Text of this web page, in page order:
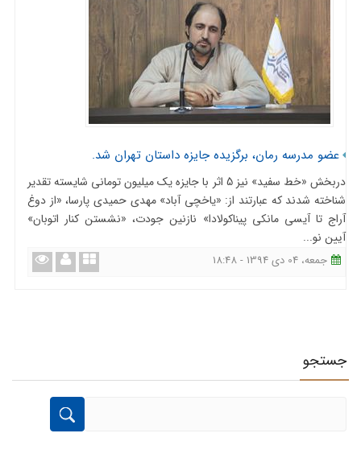
عضو مدرسه رمان، برگزیده جایزه داستان تهران شد.
دربخش «خط سفید» نیز 5 اثر با جایزه یک میلیون تومانی شایسته تقدیر
شناخته شدند که عبارتند از: «یاخچی آباد» مهدی حمیدی پارسا، «از دوغ
آراج تا آیسی مانکی پیناکولادا» نازنین جودت، «نشستن کنار اتوبان»
آیین نو...
جمعه، 04 دی 1394 - 18:48
جستجو